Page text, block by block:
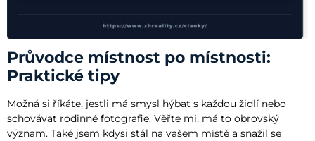
Průvodce místnost po místnosti:
Praktické tipy
Možná si říkáte, jestli má smysl hýbat s každou židlí nebo
schovávat rodinné fotografie. Věřte mi, má to obrovský
význam. Také jsem kdysi stál na vašem místě a snažil se